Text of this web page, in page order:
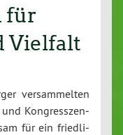
für
Vielfalt
ver­sam­mel­ten
Kon­gress­zen­
für ein fried­li­